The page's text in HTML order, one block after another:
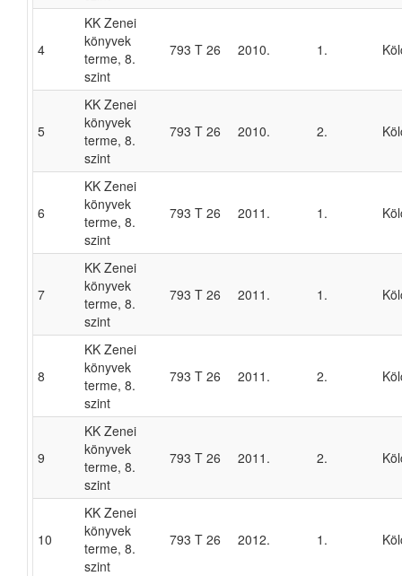
4
KK Zenei
könyvek
terme, 8.
szint
793 T 26 2010. 1.
5
KK Zenei
könyvek
terme, 8.
szint
793 T 26 2010. 2.
6
KK Zenei
könyvek
terme, 8.
szint
793 T 26 2011. 1.
7
KK Zenei
könyvek
terme, 8.
szint
793 T 26 2011. 1.
8
KK Zenei
könyvek
terme, 8.
szint
793 T 26 2011. 2.
9
KK Zenei
könyvek
terme, 8.
szint
793 T 26 2011. 2.
10
KK Zenei
könyvek
terme, 8.
szint
793 T 26 2012. 1.